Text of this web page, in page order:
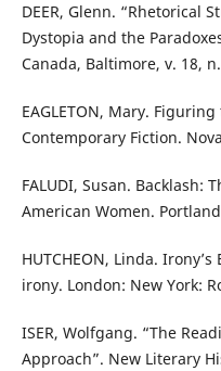
DEER, Glenn. “Rhetorical
Dystopia and the
Canada, Baltimore, v. 18,
EAGLETON, Mary.
Contemporary Fiction.
FALUDI, Susan. Backlash:
American Women.
HUTCHEON, Linda.
irony. London: New York:
ISER, Wolfgang. “The
Approach”. New Literary